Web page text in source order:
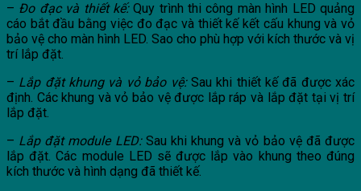
– Đo đạc và thiết kế:Quy trình thi công màn hình LED quảng
cáo bắt đầu bằng việc đo đạc và thiết kế kết cấu khung và vỏ
bảo vệ cho màn hình LED. Sao cho phù hợp với kích thước và vị
trí lắp đặt.
– Lắp đặt khung và vỏ bảo vệ:Sau khi thiết kế đã được xác
định. Các khung và vỏ bảo vệ được lắp ráp và lắp đặt tại vị trí
lắp đặt.
– Lắp đặt module LED: Sau khi khung và vỏ bảo vệ đã được
lắp đặt. Các module LED sẽ được lắp vào khung theo đúng
kích thước và hình dạng đã thiết kế.